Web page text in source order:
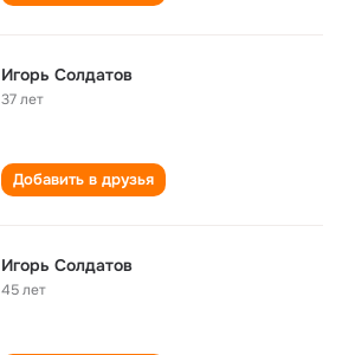
Игорь Солдатов
37 лет
Добавить в друзья
Игорь Солдатов
45 лет